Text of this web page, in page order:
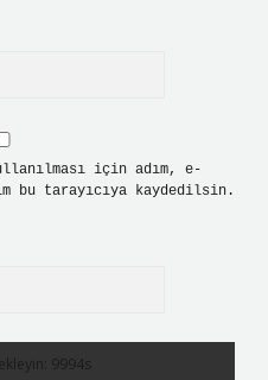
için adım, e-
bu tarayıcıya kaydedilsin.